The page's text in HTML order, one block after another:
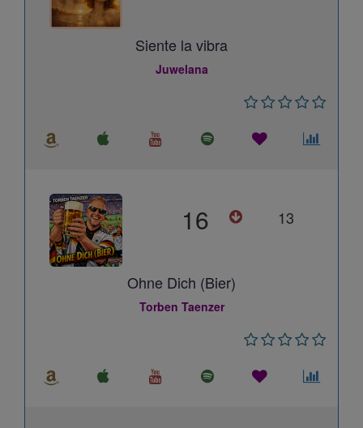
Siente la vibra
Juwelana
16 13
Ohne Dich (Bier)
Torben Taenzer